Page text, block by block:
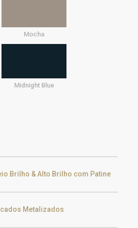
Mocha
Midnight Blue
Brilho & Alto Brilho com Patine
Metalizados